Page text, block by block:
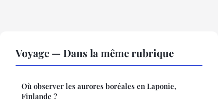
Voyage — Dans la même rubrique
Où observer les aurores boréales en Laponie,
Finlande ?